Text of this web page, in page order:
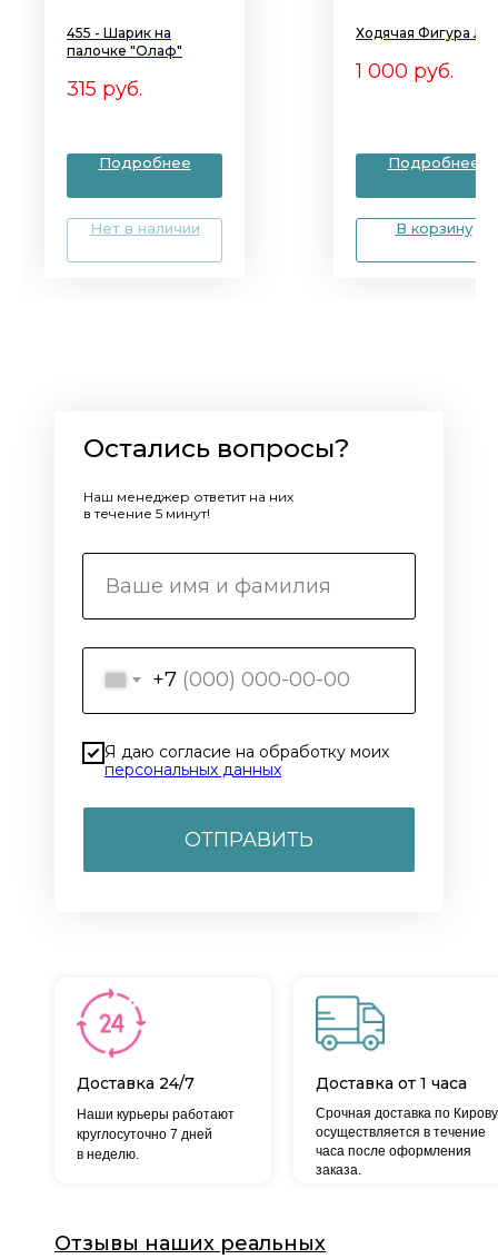
455 - Шарик на
палочке "Олаф"
315 руб.
Подробнее
Нет в наличии
Ходячая Фигура
1 000 руб.
Подробнее
В корзину
+7
Я даю согласие на обработку моих
персональных данных
ОТПРАВИТЬ
Остались вопросы?
Наш менеджер ответит на них
в течение 5 минут!
Доставка 24/7
Срочная доставка по Кирову
осуществляется в течение
часа после оформления
заказа.
Наши курьеры работают
круглосуточно 7 дней
в неделю.
Доставка от 1 часа
Отзывы наших реальных